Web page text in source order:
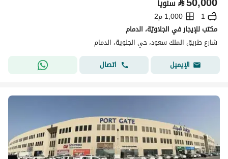
سنوياً
1
1,000 م2
مكتب للإيجار في الجلاويّة، الدمام
شارع طريق الملك سعود، حي الجلوية، الدمام
الإيميل
اتصال